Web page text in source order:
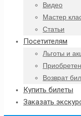
Видео
Мастер
Статьи
Посетителям
Льготы и
Возврат
Купить билеты
Заказать